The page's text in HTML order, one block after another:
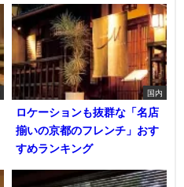
国内
ロケーションも抜群な「名店
揃いの京都のフレンチ」おす
すめランキング